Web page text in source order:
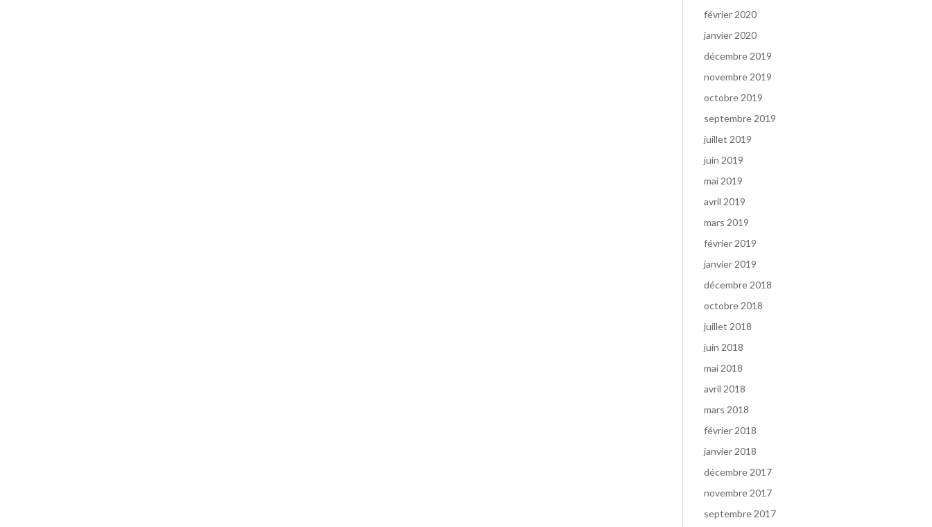
février 2020
janvier 2020
décembre 2019
novembre 2019
octobre 2019
septembre 2019
juillet 2019
juin 2019
mai 2019
avril 2019
mars 2019
février 2019
janvier 2019
décembre 2018
octobre 2018
juillet 2018
juin 2018
mai 2018
avril 2018
mars 2018
février 2018
janvier 2018
décembre 2017
novembre 2017
septembre 2017